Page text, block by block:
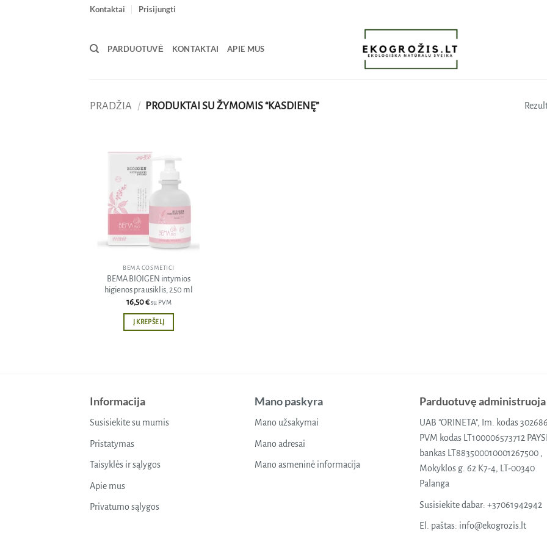
Kontaktai Prisijungti
PARDUOTUVĖ KONTAKTAI APIE MUS
PRADŽIA / PRODUKTAI SU ŽYMOMIS “KASDIENĘ”
į norų
sąrašą
BEMA COSMETICI
BEMA BIOIGEN intymios
higienos prausiklis, 250 ml
16,50€ su PVM
Į KREPŠELĮ
Informacija
Susisiekite su mumis
Pristatymas
Taisyklės ir sąlygos
Apie mus
Privatumo sąlygos
Mano paskyra
Mano užsakymai
Mano adresai
Mano asmeninė informacija
Parduotuvę administruoja
UAB "ORINETA", Im. kodas
PVM kodas LT100006573712
bankas LT883500010001267500 ,
Mokyklos g. 62 K7-4, LT-00340
Palanga
Susisiekite dabar: +37061942942
El. paštas: info@ekogrozis.lt